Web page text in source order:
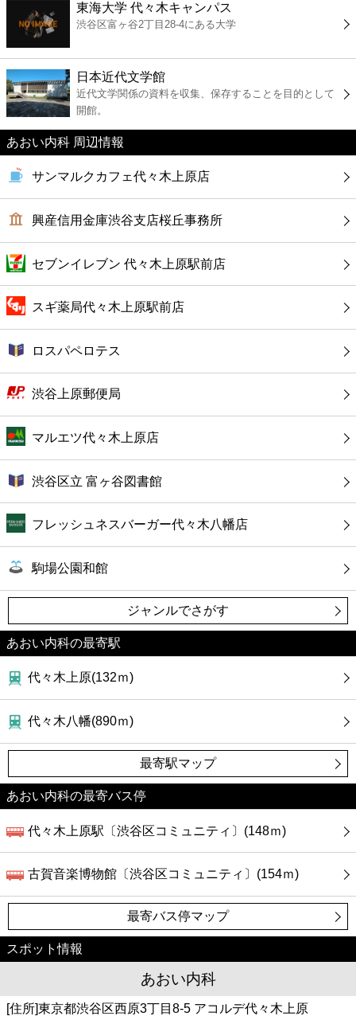
ファミレス
ファーストフード
カフェ
ショッピング
銀行
公共
病院
ホテル
東海大学 代々木キャンパス
渋谷区富ヶ谷2丁目28-4にある大学
日本近代文学館
近代文学関係の資料を収集、保存することを目的として
開館。
あおい内科 周辺情報
サンマルクカフェ代々木上原店
興産信用金庫渋谷支店桜丘事務所
セブンイレブン 代々木上原駅前店
スギ薬局代々木上原駅前店
ロスパペロテス
渋谷上原郵便局
マルエツ代々木上原店
渋谷区立 富ヶ谷図書館
フレッシュネスバーガー代々木八幡店
駒場公園和館
ジャンルでさがす
あおい内科の最寄駅
代々木上原(132ｍ)
代々木八幡(890ｍ)
最寄駅マップ
あおい内科の最寄バス停
代々木上原駅〔渋谷区コミュニティ〕(148ｍ)
古賀音楽博物館〔渋谷区コミュニティ〕(154ｍ)
最寄バス停マップ
スポット情報
あおい内科
[住所]東京都渋谷区西原3丁目8-5 アコルデ代々木上原